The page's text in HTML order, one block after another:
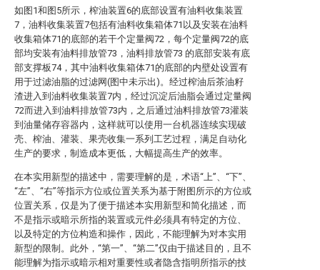
如图1和图5所示，榨油装置6的底部设置有油料收集装置
7，油料收集装置7包括有油料收集箱体71以及安装在油料
收集箱体71的底部的若干个定量阀72，每个定量阀72的底
部均安装有油料排放管73，油料排放管73 的底部安装有底
部支撑板74，其中油料收集箱体71的底部的内壁处设置有
用于过滤油脂的过滤网(图中未示出)。经过榨油后茶油籽
渣进入到油料收集装置7内，经过沉淀后油脂会通过定量阀
72而进入到油料排放管73内，之后通过油料排放管73灌装
到油量储存容器内，这样就可以使用一台机器连续实现破
壳、榨油、灌装、果壳收集一系列工艺过程，满足自动化
生产的要求，制造成本更低，大幅提高生产的效率。
在本实用新型的描述中，需要理解的是，术语“上”、“下”、
“左”、“右”等指示方位或位置关系为基于附图所示的方位或
位置关系，仅是为了便于描述本实用新型和简化描述，而
不是指示或暗示所指的装置或元件必须具有特定的方位、
以及特定的方位构造和操作，因此，不能理解为对本实用
新型的限制。此外，“第一”、“第二”仅由于描述目的，且不
能理解为指示或暗示相对重要性或者隐含指明所指示的技